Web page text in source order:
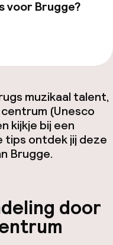
voor Brugge?
muzikaal talent,
(Unesco
kijkje bij een
tips ontdek jij deze
Brugge.
door